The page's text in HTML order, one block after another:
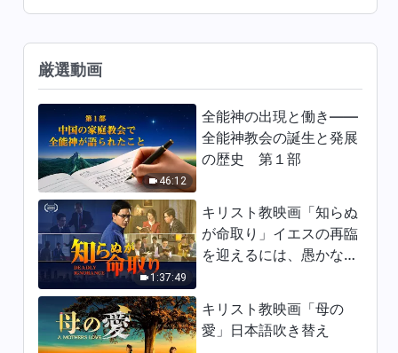
32:39
28:40
クリスチャンの証し「もう本分
から逃げない」日本語吹き替え
44:09
クリスチャンの証し「真理を求
めることなく本分は尽くせな
い」日本語吹き替え
クリスチャンの証し「神の御言
厳選動画
46:12
全能神の出現と働き——
全能神教会の誕生と発展
の歴史 第１部
1:37:49
キリスト教映画「知らぬ
が命取り」イエスの再臨
を迎えるには、愚かな乙
キリスト教映画「母の
愛」日本語吹き替え